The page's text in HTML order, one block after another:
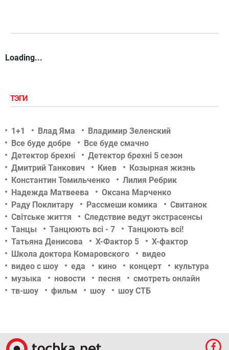
Loading...
ТЭГИ
1+1 Влад Яма
Владимир Зеленский
Все буде добре
Все буде смачно
Детектор брехні
Детектор брехні 5 сезон
Дмитрий Танкович
Киев
Козырная жизнь
Константин Томильченко
Лилия Ребрик
Надежда Матвеева
Оксана Марченко
Раду Поклитару
Рассмеши комика
Свитанок
Світське життя
Следствие ведут экстрасенсы
Танцы
Танцюють всі - 7
Танцюють всі!
Татьяна Денисова
Х-Фактор 5
Х-фактор
Школа доктора Комаровского
видео
видео с шоу
еда кино концерт
культура
музыка
новости песня
смотреть онлайн
тв-шоу
фильм шоу шоу СТБ